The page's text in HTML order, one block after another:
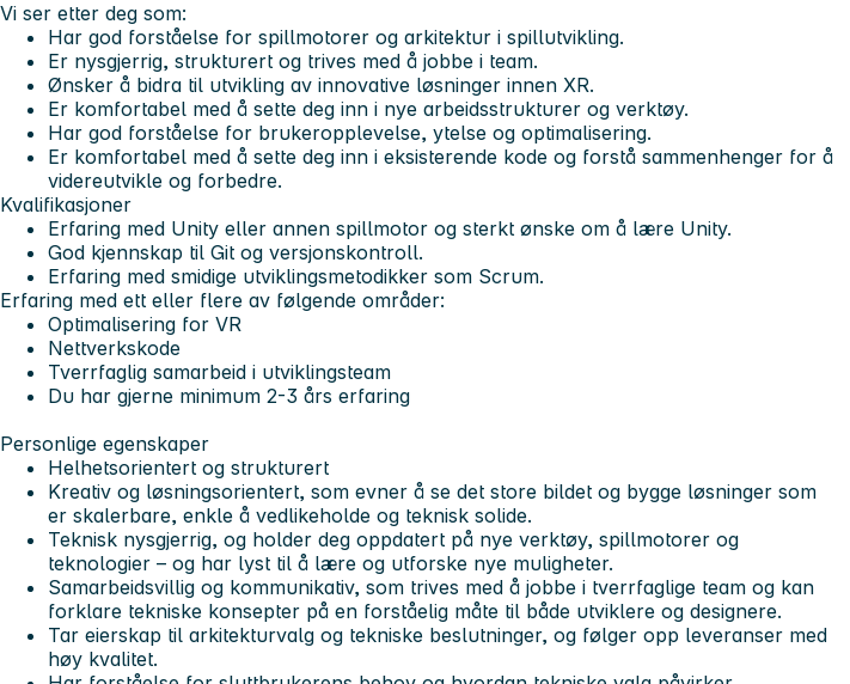
Vi ser etter deg som:
Har god forståelse for spillmotorer og arkitektur i spillutvikling.
Er nysgjerrig, strukturert og trives med å jobbe i team.
Ønsker å bidra til utvikling av innovative løsninger innen XR.
Er komfortabel med å sette deg inn i nye arbeidsstrukturer og verktøy.
Har god forståelse for brukeropplevelse, ytelse og optimalisering.
Er komfortabel med å sette deg inn i eksisterende kode og forstå sammenhenger for å
videreutvikle og forbedre.
Kvalifikasjoner
Erfaring med Unity eller annen spillmotor og sterkt ønske om å lære Unity.
God kjennskap til Git og versjonskontroll.
Erfaring med smidige utviklingsmetodikker som Scrum.
Erfaring med ett eller flere av følgende områder:
Optimalisering for VR
Nettverkskode
Tverrfaglig samarbeid i utviklingsteam
Du har gjerne minimum 2-3 års erfaring
Personlige egenskaper
Helhetsorientert og strukturert
Kreativ og løsningsorientert, som evner å se det store bildet og bygge løsninger som
er skalerbare, enkle å vedlikeholde og teknisk solide.
Teknisk nysgjerrig, og holder deg oppdatert på nye verktøy, spillmotorer og
teknologier – og har lyst til å lære og utforske nye muligheter.
Samarbeidsvillig og kommunikativ, som trives med å jobbe i tverrfaglige team og kan
forklare tekniske konsepter på en forståelig måte til både utviklere og designere.
Tar eierskap til arkitekturvalg og tekniske beslutninger, og følger opp leveranser med
høy kvalitet.